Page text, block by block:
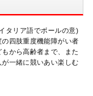
タリア語でボールの意)
四肢重度機能障がい者
から高齢者まで、また
一緒に競いあい楽しむ